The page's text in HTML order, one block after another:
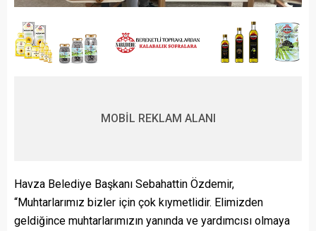
MOBİL REKLAM ALANI
Havza Belediye Başkanı Sebahattin Özdemir,
“Muhtarlarımız bizler için çok kıymetlidir. Elimizden
geldiğince muhtarlarımızın yanında ve yardımcısı olmaya